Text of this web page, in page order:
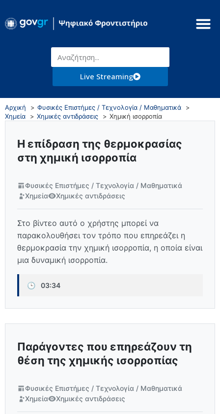
Live Streaming
Αρχική
Φυσικές Επιστήμες / Τεχνολογία / Μαθηματικά
Χημεία
Χημικές αντιδράσεις Χημική ισορροπία
Η επίδραση της θερμοκρασίας
στη χημική ισορροπία
Φυσικές Επιστήμες / Τεχνολογία / Μαθηματικά
Χημεία
Χημικές αντιδράσεις
Στο βίντεο αυτό ο χρήστης μπορεί να
παρακολουθήσει τον τρόπο που επηρεάζει η
θερμοκρασία την χημική ισορροπία, η οποία είναι
μια δυναμική ισορροπία.
🕒 03:34
Παράγοντες που επηρεάζουν τη
θέση της χημικής ισορροπίας
Φυσικές Επιστήμες / Τεχνολογία / Μαθηματικά
Χημεία
Χημικές αντιδράσεις